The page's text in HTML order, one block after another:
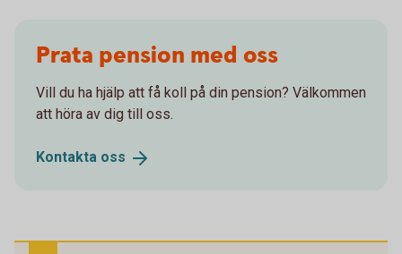
Prata pension med oss
Vill du ha hjälp att få koll på din pension? Välkommen
att höra av dig till oss.
Kontakta oss